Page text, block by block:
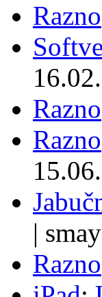
Razno
Razno
Razno
|
Razno